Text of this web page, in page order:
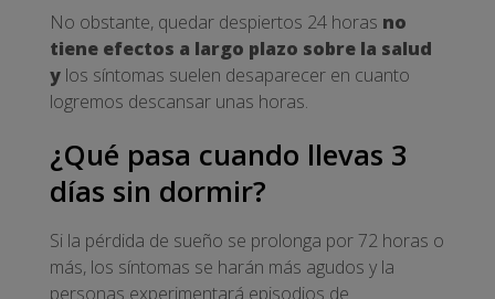
No obstante, quedar despiertos 24 horas no
tiene efectos a largo plazo sobre la salud
y los síntomas suelen desaparecer en cuanto
logremos descansar unas horas.
¿Qué pasa cuando llevas 3
días sin dormir?
Si la pérdida de sueño se prolonga por 72 horas o
más, los síntomas se harán más agudos y la
personas experimentará episodios de